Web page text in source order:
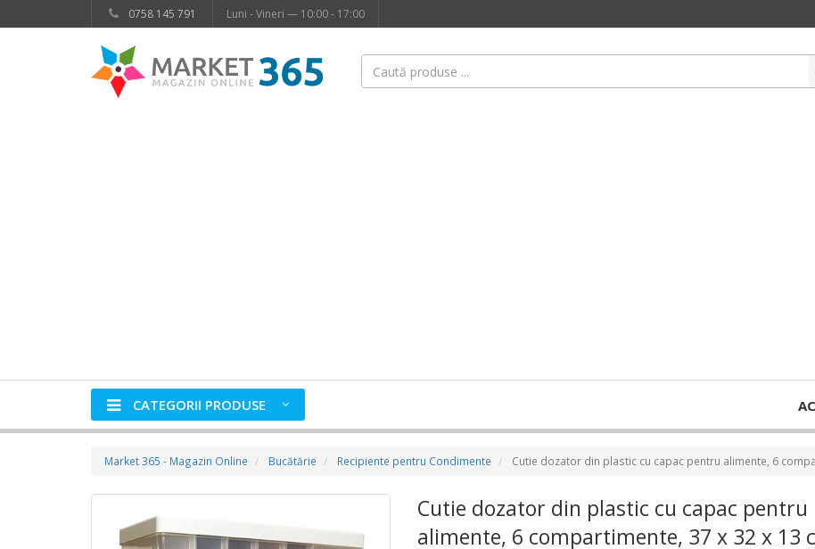
0758 145 791 Luni - Vineri — 10:00 - 17:00
CATEGORII PRODUSE
Market 365 - Magazin Online Bucătărie Recipiente pentru Condimente Cutie dozator din plastic cu capac pentru alimente, 6
Cutie dozator din plastic cu capac pentru
alimente, 6 compartimente, 37 x 32 x 13